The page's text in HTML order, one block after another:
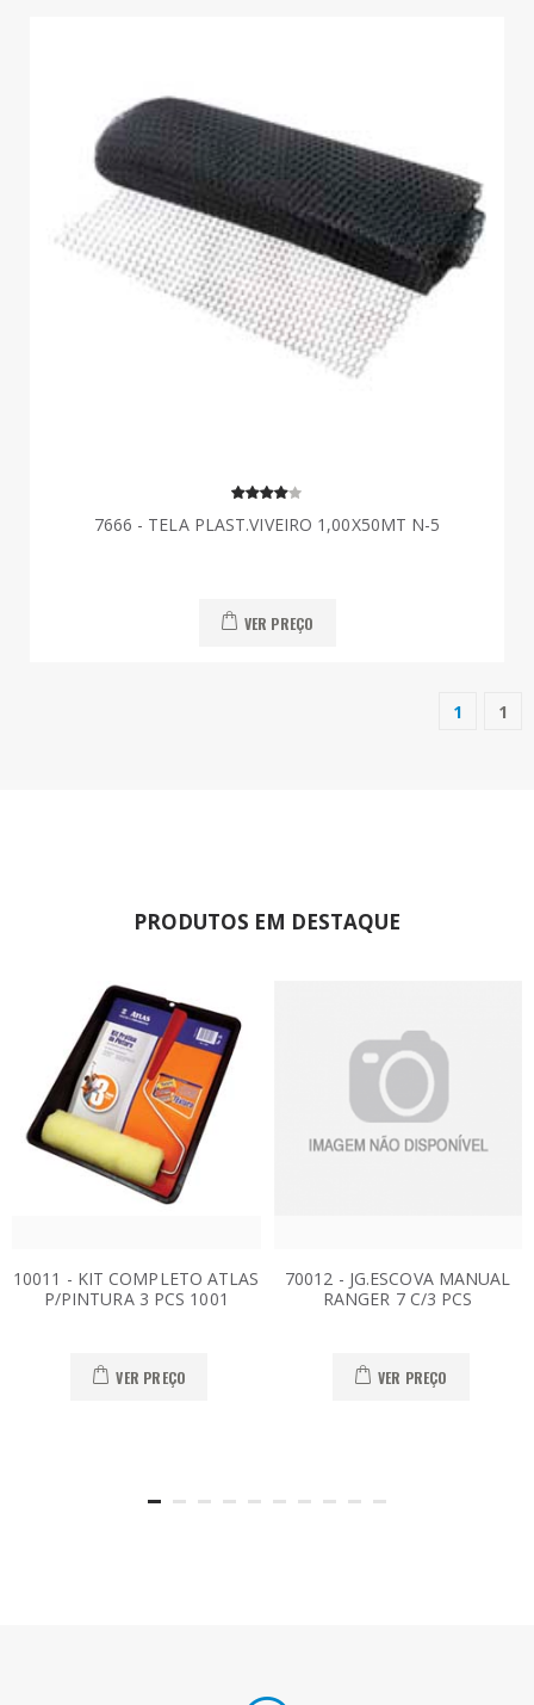
7666 - TELA PLAST.VIVEIRO 1,00X50MT N-5
VER PREÇO
1(current)
1
PRODUTOS EM DESTAQUE
10011 - KIT COMPLETO ATLAS
P/PINTURA 3 PCS 1001
VER PREÇO
70012 - JG.ESCOVA MANUAL
RANGER 7 C/3 PCS
VER PREÇO